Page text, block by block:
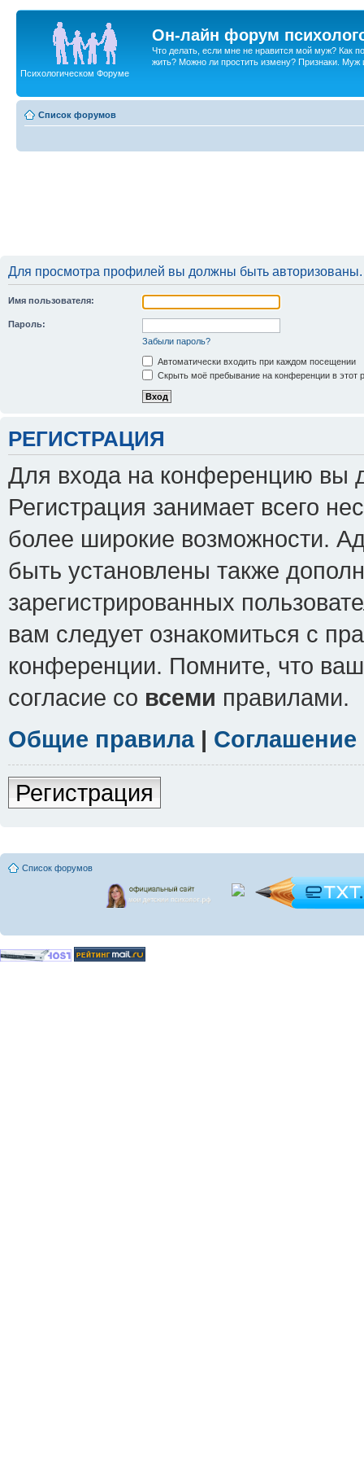
Он-лайн форум
Что делать, если мне не нравится мой муж? Как
жить? Можно ли простить измену? Признаки. Муж
Психологическом Форуме
Список форумов
Для просмотра профилей вы должны быть авторизованы.
Имя пользователя:
Пароль:
Забыли пароль?
Автоматически входить при каждом посещении
Скрыть моё пребывание на конференции в этот
РЕГИСТРАЦИЯ
Для входа на конференцию вы
Регистрация занимает всего
более широкие возможности.
быть установлены также
зарегистрированных
вам следует ознакомиться с
конференции. Помните, что
согласие со всеми правилами.
Общие правила|
Регистрация
Список форумов